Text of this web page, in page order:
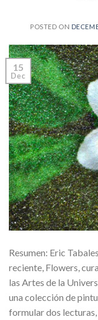
POSTED ON
15
Dec
Resumen: Eric
reciente, Flowers,
las Artes de la
una colección de
formular dos